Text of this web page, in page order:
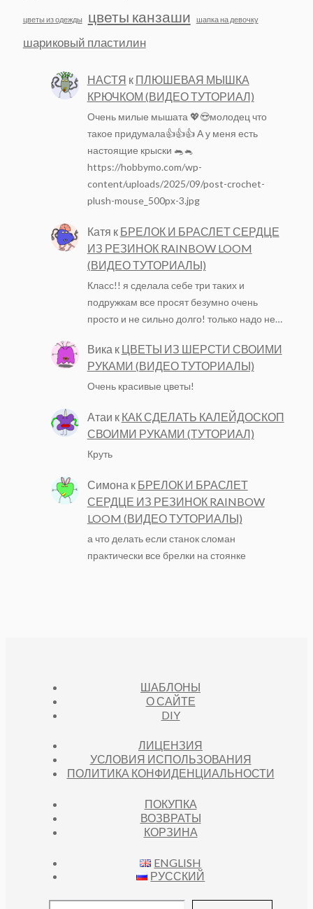
цветы из одежды цветы канзаши шапка на девочку
шариковый пластилин
НАСТЯ к ПЛЮШЕВАЯ МЫШКА
КРЮЧКОМ (ВИДЕО ТУТОРИАЛ)
Очень милые мышата 💖😍молодец что
такое придумала👍👍👍 А у меня есть
настоящие крыски 🐀🐁
https://hobbymo.com/wp-
content/uploads/2025/09/post-crochet-
plush-mouse_500px-3.jpg
Катя к БРЕЛОК И БРАСЛЕТ СЕРДЦЕ
ИЗ РЕЗИНОК RAINBOW LOOM
(ВИДЕО ТУТОРИАЛЫ)
Класс!! я сделала себе три таких и
подружкам все просят безумно очень
просто и не сильно долго! только надо не…
Вика к ЦВЕТЫ ИЗ ШЕРСТИ СВОИМИ
РУКАМИ (ВИДЕО ТУТОРИАЛЫ)
Очень красивые цветы!
Атаи к КАК СДЕЛАТЬ КАЛЕЙДОСКОП
СВОИМИ РУКАМИ (ТУТОРИАЛ)
Круть
Симона к БРЕЛОК И БРАСЛЕТ
СЕРДЦЕ ИЗ РЕЗИНОК RAINBOW
LOOM (ВИДЕО ТУТОРИАЛЫ)
а что делать если станок сломан
практически все брелки на стоянке
ШАБЛОНЫ
О САЙТЕ
DIY
ЛИЦЕНЗИЯ
УСЛОВИЯ ИСПОЛЬЗОВАНИЯ
ПОЛИТИКА КОНФИДЕНЦИАЛЬНОСТИ
ПОКУПКА
ВОЗВРАТЫ
КОРЗИНА
ENGLISH
РУССКИЙ